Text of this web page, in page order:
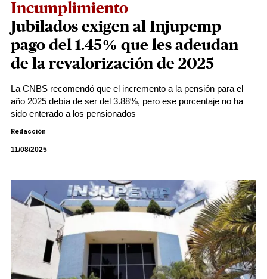
Incumplimiento
Jubilados exigen al Injupemp
pago del 1.45% que les adeudan
de la revalorización de 2025
La CNBS recomendó que el incremento a la pensión para el
año 2025 debía de ser del 3.88%, pero ese porcentaje no ha
sido enterado a los pensionados
Redacción
11/08/2025